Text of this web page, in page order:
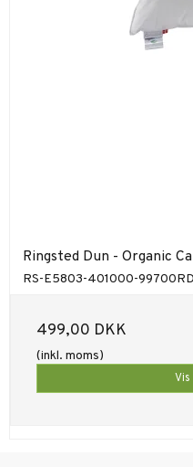
Ringsted Dun - Organic
RS-E5803-401000-99700RD
499,00 DKK
(inkl. moms)